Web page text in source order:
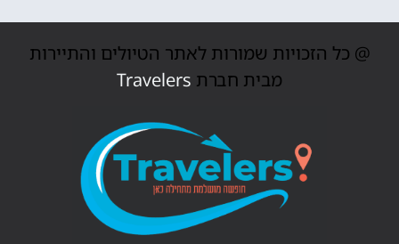
@ כל הזכויות שמורות לאתר הטיולים והתיירות
מבית חברת Travelers